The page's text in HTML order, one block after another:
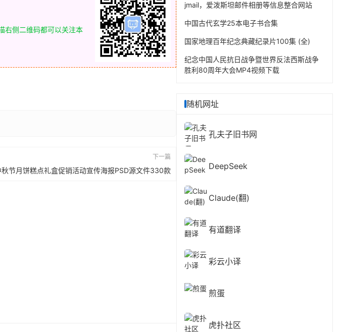
右侧二维码都可以关注本
下一篇
节月饼糕点礼盒促销活动宣传海报PSD源文件330款
jmail，爱泼斯坦邮件相册等信息整合网站
中国古代玄学25本电子书合集
国家地理百年纪念典藏纪录片100集 (全)
纪念中国人民抗日战争暨世界反法西斯战争
胜利80周年大会MP4视频下载
随机网址
孔夫子旧书网
DeepSeek
Claude(翻)
有道翻译
彩云小译
煎蛋
虎扑社区